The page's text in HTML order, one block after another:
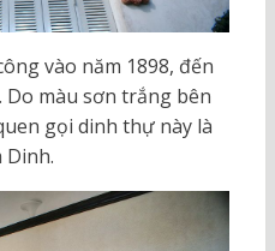
vào năm 1898, đến
Do màu sơn trắng bên
gọi dinh thự này là
Dinh.